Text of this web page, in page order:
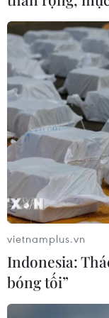
CƠ QUAN CHỦ QUẢN:
Tổng Biên tập:
Phó Tổng Biên
THỦY
Sở hữu trí tuệ
RSS
Ngôn ngữ
Dịch vụ tin
Liên hệ
vietnamplus.vn
Indonesia:
bóng tối”